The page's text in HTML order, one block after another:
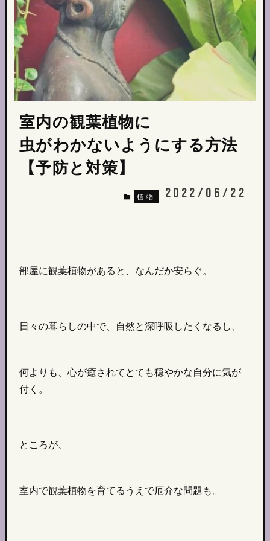
室内の観葉植物に
虫がわかないようにする方法
【予防と対策】
植物 2022/06/22
部屋に観葉植物があると、なんだか安らぐ。
日々の暮らしの中で、自然と深呼吸したくなるし、
何よりも、心が癒されてとても穏やかな自分に気が
付く。
ところが、
室内で観葉植物を育てるうえで厄介な問題も。